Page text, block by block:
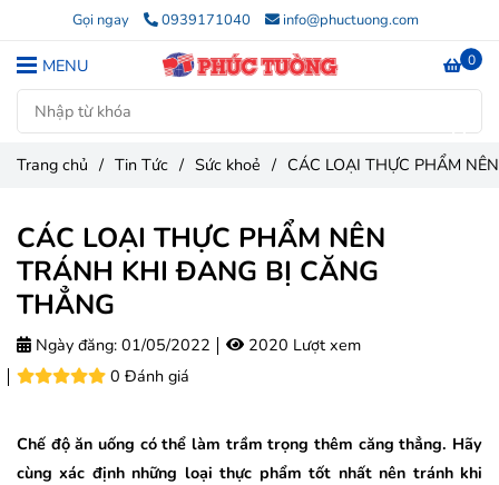
Gọi ngay 0939171040 info@phuctuong.com
0
MENU
Trang chủ / Tin Tức / Sức khoẻ / CÁC LOẠI THỰC PHẨM
CÁC LOẠI THỰC PHẨM NÊN
TRÁNH KHI ĐANG BỊ CĂNG
THẲNG
Ngày đăng: 01/05/2022
2020 Lượt xem
0 Đánh giá
Chế độ ăn uống có thể làm trầm trọng thêm căng thẳng. Hãy
cùng xác định những loại thực phẩm tốt nhất nên tránh khi